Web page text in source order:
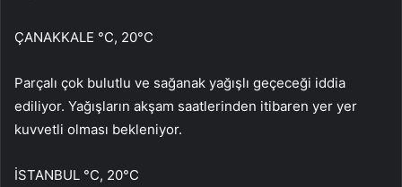
ÇANAKKALE °C, 20°C
Parçalı çok bulutlu ve sağanak yağışlı geçeceği iddia
ediliyor. Yağışların akşam saatlerinden itibaren yer yer
kuvvetli olması bekleniyor.
İSTANBUL °C, 20°C